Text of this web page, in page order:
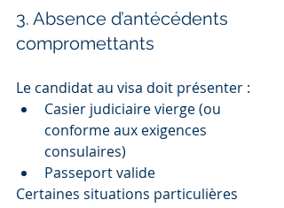
3. Absence d’antécédents
compromettants
Le candidat au visa doit présenter :
Casier judiciaire vierge (ou
conforme aux exigences
consulaires)
Passeport valide
Certaines situations particulières